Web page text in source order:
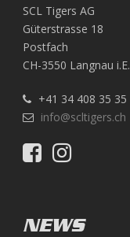
SCL Tigers AG
Güterstrasse 18
Postfach
CH-3550 Langnau i.E.
+41 34 408 35 35
info@scltigers.ch
NEWS